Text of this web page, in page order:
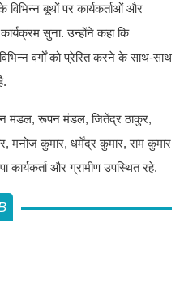
बूथों पर कार्यकर्ताओं और
सुना. उन्होंने कहा कि
वर्गों को प्रेरित करने के साथ-साथ
मंडल, रूपन मंडल, जितेंद्र ठाकुर,
कुमार, धर्मेंद्र कुमार, राम कुमार
और ग्रामीण उपस्थित रहे.